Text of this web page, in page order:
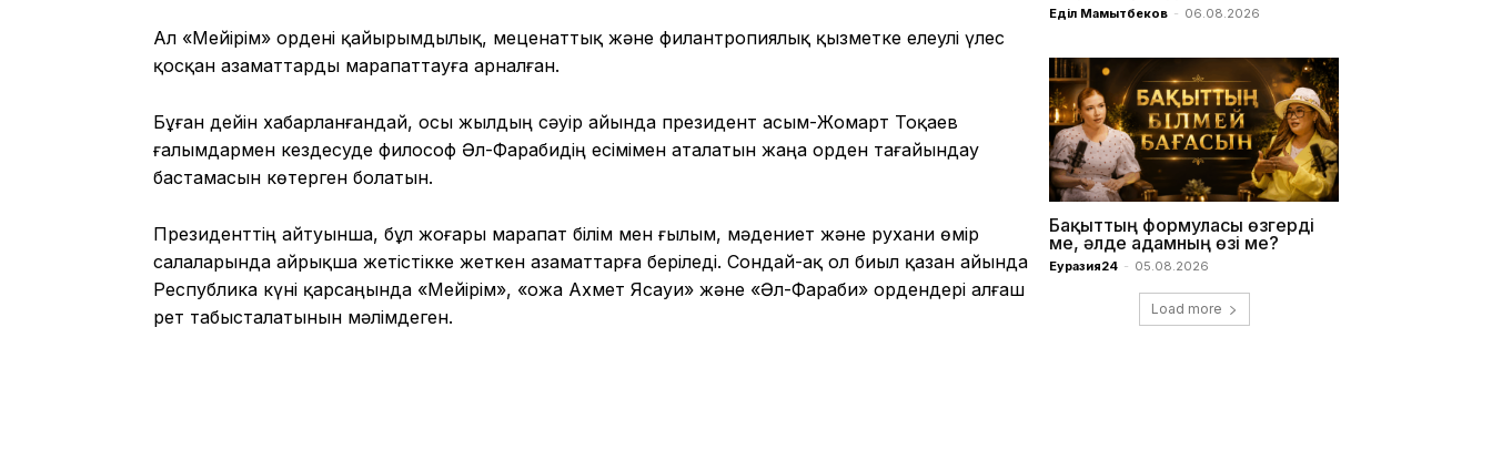
Ал «Мейірім» ордені қайырымдылық, меценаттық және филантропиялық қызметке елеулі үлес
қосқан азаматтарды марапаттауға арналған.
Бұған дейін хабарланғандай, осы жылдың сәуір айында президент Қасым-Жомарт Тоқаев
ғалымдармен кездесуде философ Әл-Фарабидің есімімен аталатын жаңа орден тағайындау
бастамасын көтерген болатын.
Президенттің айтуынша, бұл жоғары марапат білім мен ғылым, мәдениет және рухани өмір
салаларында айрықша жетістікке жеткен азаматтарға беріледі. Сондай-ақ ол биыл қазан айында
Республика күні қарсаңында «Мейірім», «Қожа Ахмет Ясауи» және «Әл-Фараби» ордендері алғаш
рет табысталатынын мәлімдеген.
Еділ Мамытбеков - 06.08.2026
Бақыттың формуласы өзгерді
ме, әлде адамның өзі ме?
Еуразия24 - 05.08.2026
Load more